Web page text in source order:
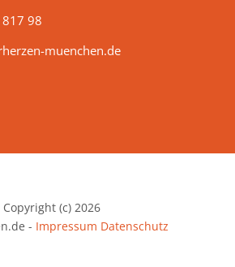
98
muenchen.de
Copyright (c) 2026
- Impressum Datenschutz